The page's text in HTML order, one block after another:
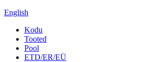
English
Kodu
Tooted
Pool
ETD/ER/EÜ